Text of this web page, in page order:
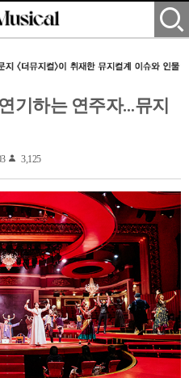
기하는 연주자…뮤지
3,125